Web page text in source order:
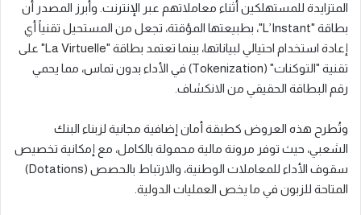
المتزايدة للمستهلكين أثناء معاملاتهم عبر الإنترنت. وأبرز المصدر أن
بطاقة "L’Instant"، بطبيعتها المؤقتة، تجعل من المستحيل تقنياً أي
إعادة استخدام احتيالي لبياناتها، بينما تعتمد بطاقة "La Virtuelle" على
تقنية "التوكنات" (Tokenization) في الأداء بدون تماس، مما يحمي
رقم البطاقة الحقيقي من الانكشاف.
وتُطرح هذه العروض كطبقة أمان إضافية مجانية لزبناء البنك
الشعبي، حيث توفر مرونة مالية محمولة بالكامل، مع إمكانية تخصيص
سقوف الأداء للمعاملات الوطنية، والارتباط بالحصص (Dotations)
المتاحة للزبون في ما يخص العمليات الدولية.